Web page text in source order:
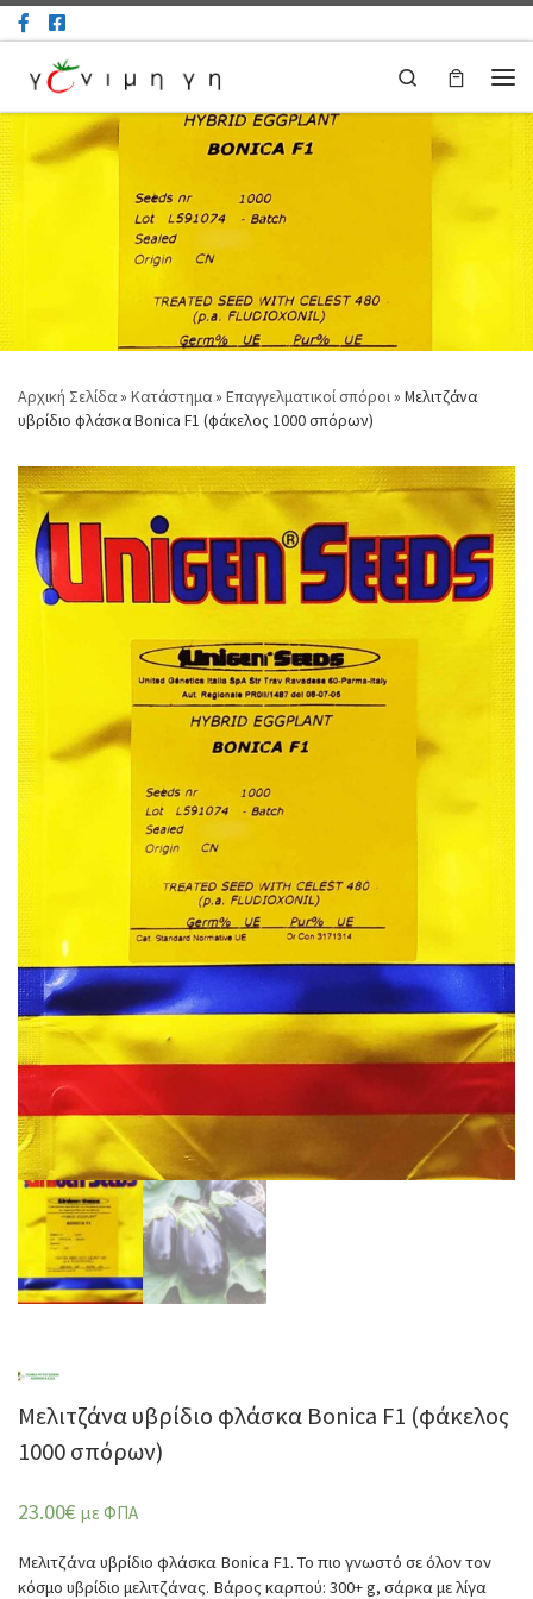
Μετάβαση στο περιεχόμενο
Search
Αρχική Σελίδα» Κατάστημα» Επαγγελματικοί σπόροι» Μελιτζάνα
υβρίδιο φλάσκα Bonica F1 (φάκελος 1000 σπόρων)
Μελιτζάνα υβρίδιο φλάσκα Bonica F1 (φάκελος
1000 σπόρων)
23.00€ με ΦΠΑ
Μελιτζάνα υβρίδιο φλάσκα Bonica F1. Το πιο γνωστό σε όλον τον
κόσμο υβρίδιο μελιτζάνας. Bάρος καρπού: 300+ g, σάρκα με λίγα